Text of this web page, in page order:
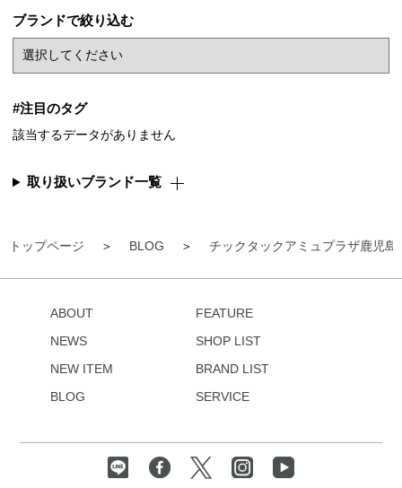
トップページ BLOG チックタックアミュプラザ鹿児島
ブランドで絞り込む
#注目のタグ
該当するデータがありません
取り扱いブランド一覧
ABOUT
NEWS
NEW ITEM
BLOG
FEATURE
SHOP LIST
BRAND LIST
SERVICE